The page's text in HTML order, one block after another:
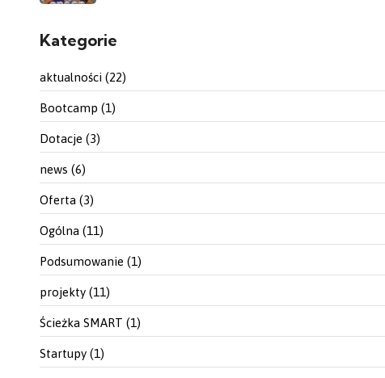
Kategorie
aktualności (22)
Bootcamp (1)
Dotacje (3)
news (6)
Oferta (3)
Ogólna (11)
Podsumowanie (1)
projekty (11)
Ścieżka SMART (1)
Startupy (1)